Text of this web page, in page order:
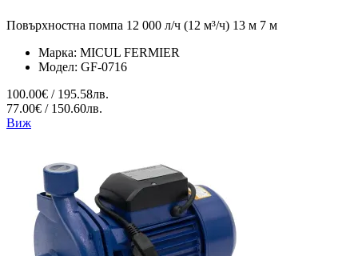
Повърхностна помпа 12 000 л/ч (12 м³/ч) 13 м 7 м
Марка: MICUL FERMIER
Модел: GF-0716
100.00€ / 195.58лв.
77.00€ / 150.60лв.
Виж